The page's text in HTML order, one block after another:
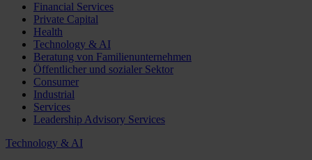
Financial Services
Private Capital
Health
Technology & AI
Beratung von Familienunternehmen
Öffentlicher und sozialer Sektor
Consumer
Industrial
Services
Leadership Advisory Services
Technology & AI